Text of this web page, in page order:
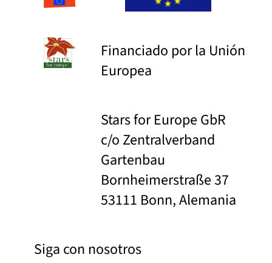
Financiado por la Unión
Europea
Stars for Europe GbR
c/o Zentralverband
Gartenbau
Bornheimerstraße 37
53111 Bonn, Alemania
Siga con nosotros